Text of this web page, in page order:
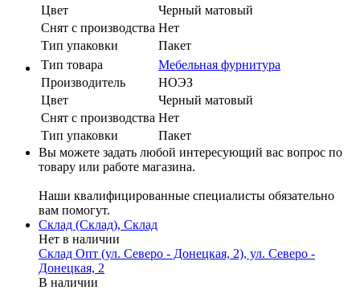
Цвет
Черный матовый
Cнят с производства Нет
Тип упаковки
Пакет
Тип товара
Мебельная фурнитура
Производитель
НОЭЗ
Цвет
Черный матовый
Cнят с производства Нет
Тип упаковки
Пакет
Вы можете задать любой интересующий вас вопрос по
товару или работе магазина.
Наши квалифицированные специалисты обязательно
вам помогут.
Склад (Склад), Склад
Нет в наличии
Склад Опт (ул. Северо - Донецкая, 2), ул. Северо -
Донецкая, 2
В наличии